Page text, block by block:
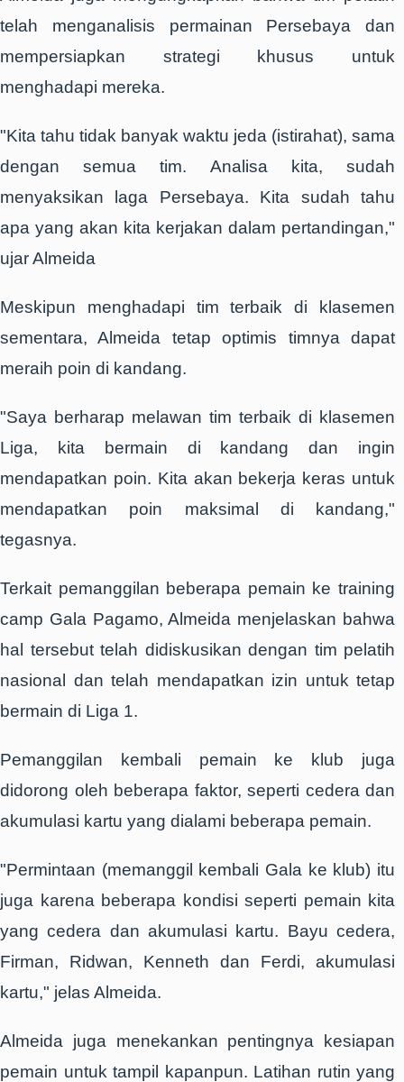
telah menganalisis permainan Persebaya dan
mempersiapkan strategi khusus untuk
menghadapi mereka.
"Kita tahu tidak banyak waktu jeda (istirahat), sama
dengan semua tim. Analisa kita, sudah
menyaksikan laga Persebaya. Kita sudah tahu
apa yang akan kita kerjakan dalam pertandingan,"
ujar Almeida
Meskipun menghadapi tim terbaik di klasemen
sementara, Almeida tetap optimis timnya dapat
meraih poin di kandang.
"Saya berharap melawan tim terbaik di klasemen
Liga, kita bermain di kandang dan ingin
mendapatkan poin. Kita akan bekerja keras untuk
mendapatkan poin maksimal di kandang,"
tegasnya.
Terkait pemanggilan beberapa pemain ke training
camp Gala Pagamo, Almeida menjelaskan bahwa
hal tersebut telah didiskusikan dengan tim pelatih
nasional dan telah mendapatkan izin untuk tetap
bermain di Liga 1.
Pemanggilan kembali pemain ke klub juga
didorong oleh beberapa faktor, seperti cedera dan
akumulasi kartu yang dialami beberapa pemain.
"Permintaan (memanggil kembali Gala ke klub) itu
juga karena beberapa kondisi seperti pemain kita
yang cedera dan akumulasi kartu. Bayu cedera,
Firman, Ridwan, Kenneth dan Ferdi, akumulasi
kartu," jelas Almeida.
Almeida juga menekankan pentingnya kesiapan
pemain untuk tampil kapanpun. Latihan rutin yang